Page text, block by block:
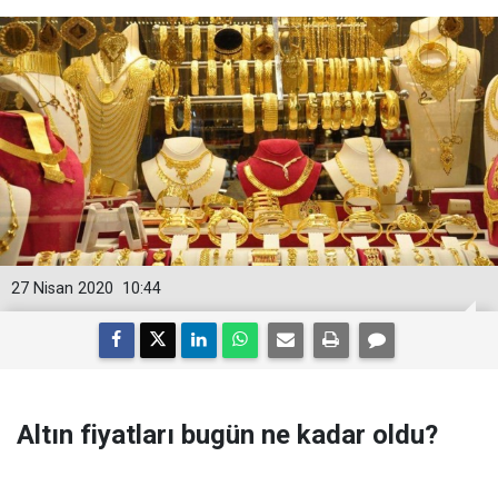
10:44
27 Nisan 2020
Altın fiyatları bugün ne kadar oldu?